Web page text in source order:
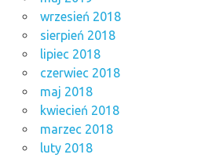
wrzesień 2018
sierpień 2018
lipiec 2018
czerwiec 2018
maj 2018
kwiecień 2018
marzec 2018
luty 2018